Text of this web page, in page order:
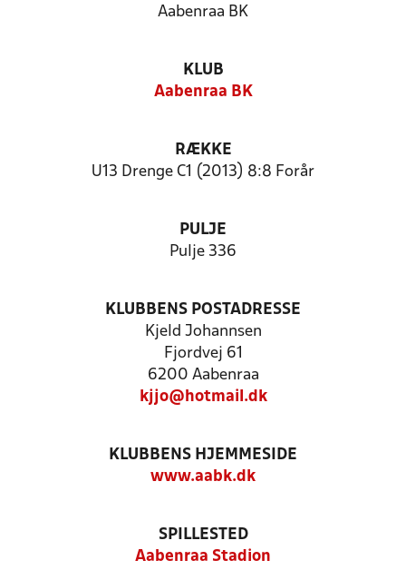
Aabenraa BK
KLUB
Aabenraa BK
RÆKKE
U13 Drenge C1 (2013) 8:8 Forår
PULJE
Pulje 336
KLUBBENS POSTADRESSE
Kjeld Johannsen
Fjordvej 61
6200 Aabenraa
kjjo@hotmail.dk
KLUBBENS HJEMMESIDE
www.aabk.dk
SPILLESTED
Aabenraa Stadion